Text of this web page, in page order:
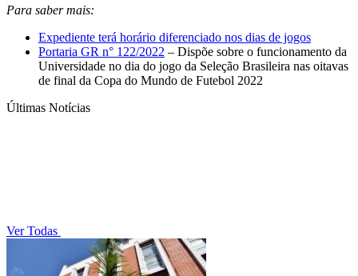
Para saber mais:
Expediente terá horário diferenciado nos dias de jogos
Portaria GR n° 122/2022 – Dispõe sobre o funcionamento da
Universidade no dia do jogo da Seleção Brasileira nas oitavas
de final da Copa do Mundo de Futebol 2022
Últimas Notícias
Ver Todas